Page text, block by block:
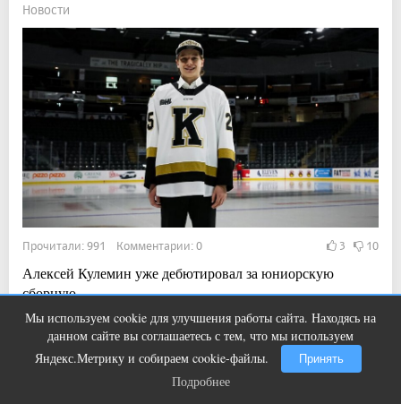
Новости
Прочитали: 991 Комментарии: 0 3 10
Алексей Кулемин уже дебютировал за юниорскую
сборную.
12:30, 5 авг 2026
Жара вернётся в Магнитогорск
Мы используем cookie для улучшения работы сайта. Находясь на
данном сайте вы соглашаетесь с тем, что мы используем
Яндекс.Метрику и собираем cookie-файлы.
Принять
Подробнее
Этот танец невесты оставит вас без
слов! Пересмотрела 10 раз
Подробнее